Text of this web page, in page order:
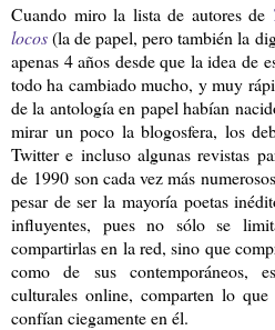
Cuando miro la lista de autores de
locos(la de papel, pero también la
apenas 4 años desde que la idea de
todo ha cambiado mucho, y muy
de la antología en papel habían
mirar un poco la blogosfera, los
Twitter e incluso algunas revistas
de 1990 son cada vez más
pesar de ser la mayoría poetas
influyentes, pues no sólo se
compartirlas en la red, sino que
como de sus contemporáneos,
culturales online, comparten lo
confían ciegamente en él.